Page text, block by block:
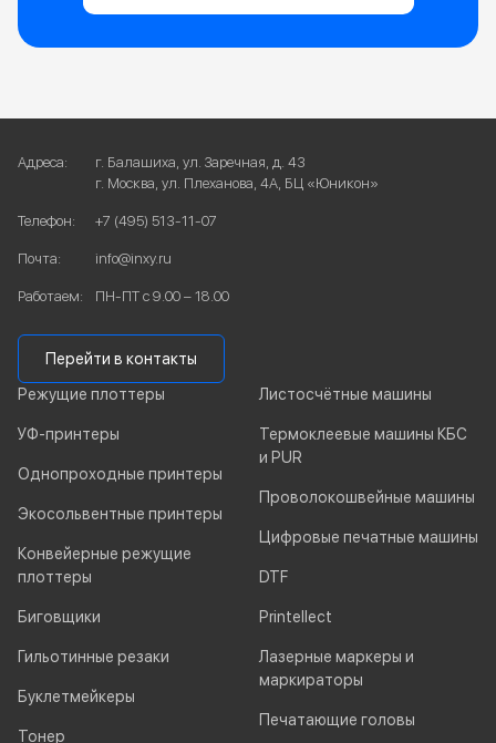
Режущие плоттеры
УФ-принтеры
Однопроходные принтеры
Экосольвентные принтеры
Конвейерные режущие
плоттеры
Биговщики
Гильотинные резаки
Буклетмейкеры
Тонер
Листосчётные машины
Термоклеевые машины КБС
и PUR
Проволокошвейные машины
Цифровые печатные машины
DTF
Printellect
Лазерные маркеры и
маркираторы
Печатающие головы
Адреса:
г. Балашиха, ул. Заречная, д. 43
г. Москва, ул. Плеханова, 4А, БЦ «Юникон»
Телефон: +7 (495) 513-11-07
Почта: info@inxy.ru
Работаем: ПН-ПТ с 9.00 – 18.00
Перейти в контакты